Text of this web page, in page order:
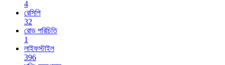
4
রেসিপি
32
রোড পরিচিতি
1
লাইফস্টাইল
396